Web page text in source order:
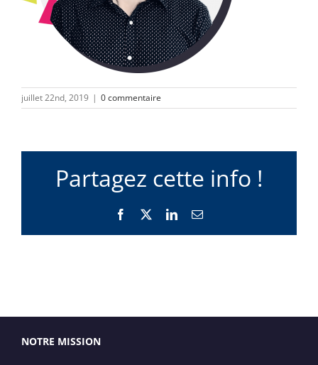
juillet 22nd, 2019 | 0 commentaire
Partagez cette info !
Facebook LinkedInEmail
NOTRE MISSION